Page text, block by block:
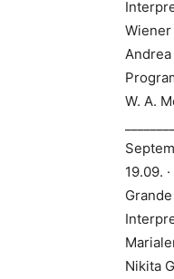
W. A.
19.09.
Nikita